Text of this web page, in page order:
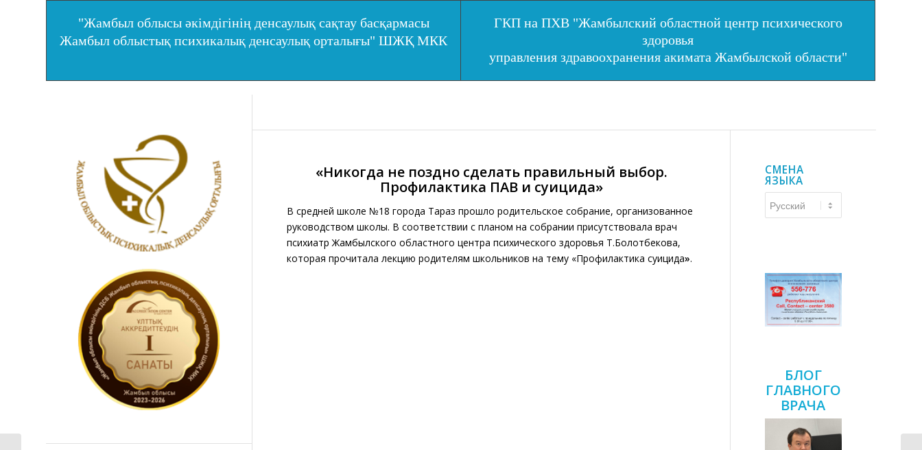
"Жамбыл облысы әкімдігінің денсаулық сақтау басқармасы
Жамбыл облыстық психикалық денсаулық орталығы" ШЖҚ МКК
ГКП на ПХВ "Жамбылский областной центр психического
здоровья
управления здравоохранения акимата Жамбылской области"
«Никогда не поздно сделать правильный выбор.
Профилактика ПАВ и суицида»
В средней школе №18 города Тараз прошло родительское собрание, организованное
руководством школы. В соответствии с планом на собрании присутствовала врач
психиатр Жамбылского областного центра психического здоровья Т.Болотбекова,
которая прочитала лекцию родителям школьников на тему «Профилактика суицида».
СМЕНА
ЯЗЫКА
языка
БЛОГ
ГЛАВНОГО
ВРАЧА